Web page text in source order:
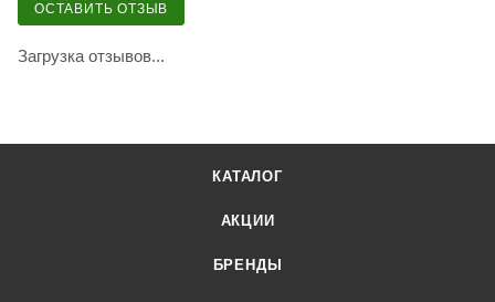
ОСТАВИТЬ ОТЗЫВ
Загрузка отзывов...
КАТАЛОГ
АКЦИИ
БРЕНДЫ